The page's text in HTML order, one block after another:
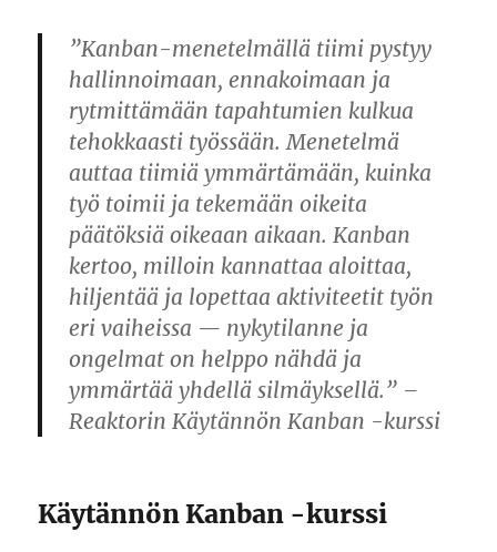
”Kanban-menetelmällä tiimi pystyy
hallinnoimaan, ennakoimaan ja
rytmittämään tapahtumien kulkua
tehokkaasti työssään. Menetelmä
auttaa tiimiä ymmärtämään, kuinka
työ toimii ja tekemään oikeita
päätöksiä oikeaan aikaan. Kanban
kertoo, milloin kannattaa aloittaa,
hiljentää ja lopettaa aktiviteetit työn
eri vaiheissa — nykytilanne ja
ongelmat on helppo nähdä ja
ymmärtää yhdellä silmäyksellä.” –
Reaktorin Käytännön Kanban -kurssi
Käytännön Kanban -kurssi